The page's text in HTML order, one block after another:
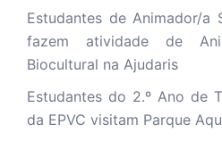
Estudantes de Animador/a
fazem atividade de
Biocultural na Ajudaris
Estudantes do 2.º Ano de
da EPVC visitam Parque